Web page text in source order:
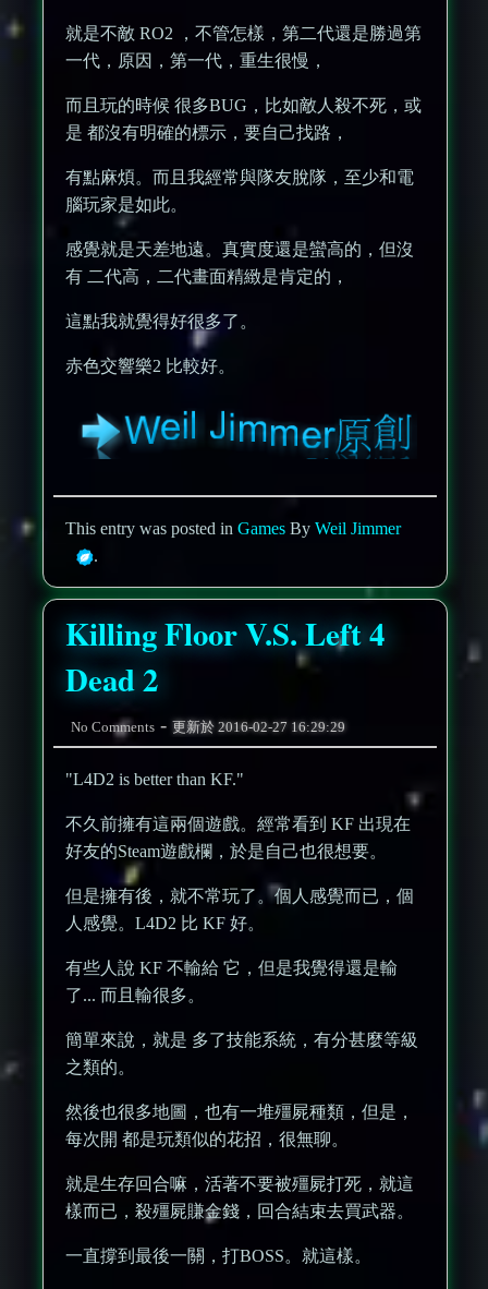
就是不敵 RO2 ，不管怎樣，第二代還是勝過第
一代，原因，第一代，重生很慢，
而且玩的時候 很多BUG，比如敵人殺不死，或
是 都沒有明確的標示，要自己找路，
有點麻煩。而且我經常與隊友脫隊，至少和電
腦玩家是如此。
感覺就是天差地遠。真實度還是蠻高的，但沒
有 二代高，二代畫面精緻是肯定的，
這點我就覺得好很多了。
赤色交響樂2 比較好。
This entry was posted inGames ByWeil Jimmer
.
Killing Floor V.S. Left 4
Dead 2
No Comments -更新於2016-02-27 16:29:29
"L4D2 is better than KF."
不久前擁有這兩個遊戲。經常看到 KF 出現在
好友的Steam遊戲欄，於是自己也很想要。
但是擁有後，就不常玩了。個人感覺而已，個
人感覺。L4D2 比 KF 好。
有些人說 KF 不輸給 它，但是我覺得還是輸
了... 而且輸很多。
簡單來說，就是 多了技能系統，有分甚麼等級
之類的。
然後也很多地圖，也有一堆殭屍種類，但是，
每次開 都是玩類似的花招，很無聊。
就是生存回合嘛，活著不要被殭屍打死，就這
樣而已，殺殭屍賺金錢，回合結束去買武器。
一直撐到最後一關，打BOSS。就這樣。